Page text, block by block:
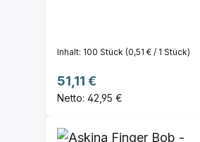
Inhalt: 100 Stück (0,51 € / 1 Stück)
Regulärer Preis:
51,11 €
Netto: 42,95 €